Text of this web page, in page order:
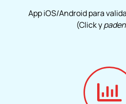
App iOS/Android para
(Click y